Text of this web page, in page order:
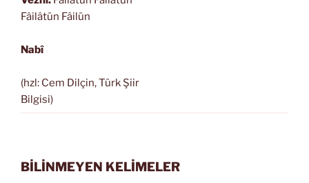
Fâilâtün Fâilün
Nabî
(hzl: Cem Dilçin, Türk Şiir
Bilgisi)
BİLİNMEYEN KELİMELER